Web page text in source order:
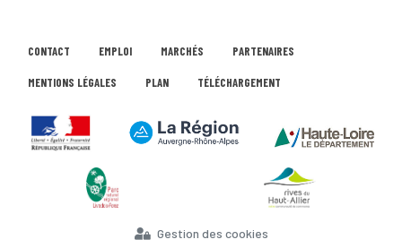
CONTACT EMPLOI MARCHÉS PARTENAIRES
MENTIONS LÉGALES PLAN TÉLÉCHARGEMENT
Gestion des cookies